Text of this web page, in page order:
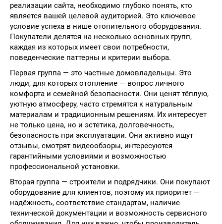
реализации сайта, необходимо глубоко понять, кто
является вашей целевой аудиторией. Это ключевое
условие успеха в нише отопительного оборудования.
Покупатели делятся на несколько основных групп,
каждая из которых имеет свои потребности,
поведенческие паттерны и критерии выбора.
Первая группа — это частные домовладельцы. Это
люди, для которых отопление — вопрос личного
комфорта и семейной безопасности. Они ценят тёплую,
уютную атмосферу, часто стремятся к натуральным
материалам и традиционным решениям. Их интересует
не только цена, но и эстетика, долговечность,
безопасность при эксплуатации. Они активно ищут
отзывы, смотрят видеообзоры, интересуются
гарантийными условиями и возможностью
профессиональной установки.
Вторая группа — строители и подрядчики. Они покупают
оборудование для клиентов, поэтому их приоритет —
надёжность, соответствие стандартам, наличие
технической документации и возможность сервисного